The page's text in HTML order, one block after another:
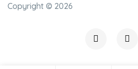
Copyright © 2026